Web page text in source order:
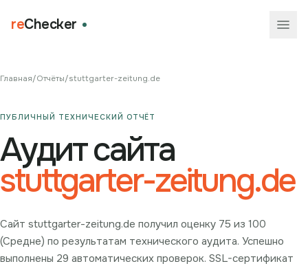
reChecker
Главная/Отчёты/stuttgarter-zeitung.de
ПУБЛИЧНЫЙ ТЕХНИЧЕСКИЙ ОТЧЁТ
Аудит сайта
stuttgarter-zeitung.de
Сайт stuttgarter-zeitung.de получил оценку 75 из 100
(Средне) по результатам технического аудита. Успешно
выполнены 29 автоматических проверок. SSL-сертификат